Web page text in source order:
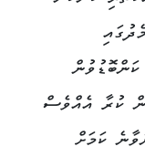
ކުރާ އެއްވެސް
ކަމަށް